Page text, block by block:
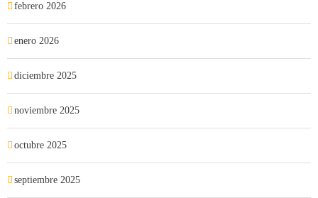
febrero 2026
enero 2026
diciembre 2025
noviembre 2025
octubre 2025
septiembre 2025